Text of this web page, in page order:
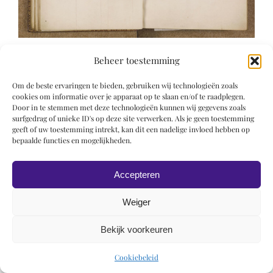
Beheer toestemming
Om de beste ervaringen te bieden, gebruiken wij technologieën zoals
cookies om informatie over je apparaat op te slaan en/of te raadplegen.
Door in te stemmen met deze technologieën kunnen wij gegevens zoals
surfgedrag of unieke ID's op deze site verwerken. Als je geen toestemming
geeft of uw toestemming intrekt, kan dit een nadelige invloed hebben op
bepaalde functies en mogelijkheden.
Accepteren
Weiger
Bekijk voorkeuren
Cookiebeleid
© 2019 Roel Wiechers | Powered byROCK Design